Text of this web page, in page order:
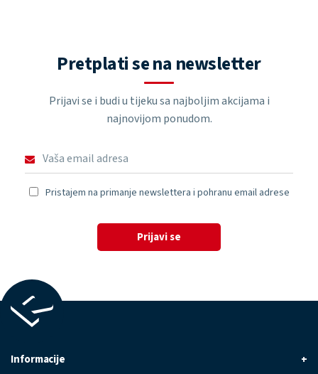
Pretplati se na newsletter
Prijavi se i budi u tijeku sa najboljim akcijama i
najnovijom ponudom.
Pristajem na primanje newslettera i pohranu email adrese
Prijavi se
Informacije +